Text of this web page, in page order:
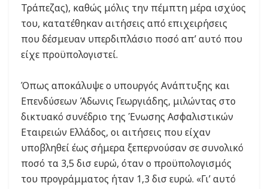
Τράπεζας), καθώς μόλις την πέμπτη μέρα ισχύος
του, κατατέθηκαν αιτήσεις από επιχειρήσεις
που δέσμευαν υπερδιπλάσιο ποσό απ’ αυτό που
είχε προϋπολογιστεί.
Όπως αποκάλυψε ο υπουργός Ανάπτυξης και
Επενδύσεων Άδωνις Γεωργιάδης, μιλώντας στο
δικτυακό συνέδριο της Ένωσης Ασφαλιστικών
Εταιρειών Ελλάδος, οι αιτήσεις που είχαν
υποβληθεί έως σήμερα ξεπερνούσαν σε συνολικό
ποσό τα 3,5 δισ ευρώ, όταν ο προϋπολογισμός
του προγράμματος ήταν 1,3 δισ ευρώ. «Γι’ αυτό